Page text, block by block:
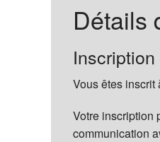
Détails
Vous êtes inscrit
Votre inscription
communication